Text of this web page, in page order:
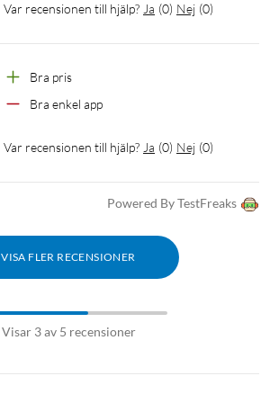
Var recensionen till hjälp? Ja (0) Nej (0)
Bra pris
Bra enkel app
Var recensionen till hjälp? Ja (0) Nej (0)
Powered By TestFreaks
VISA FLER RECENSIONER
Visar 3 av 5 recensioner